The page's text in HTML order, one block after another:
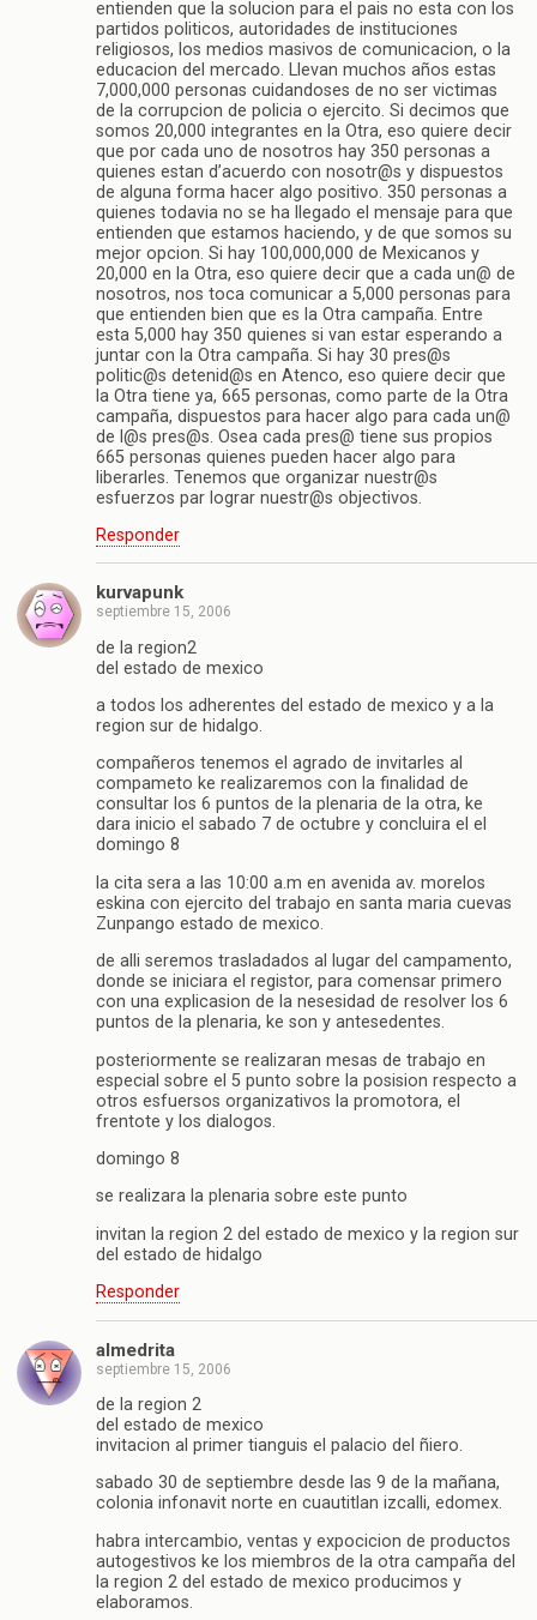
entienden que la solucion para el pais no esta con los
partidos politicos, autoridades de instituciones
religiosos, los medios masivos de comunicacion, o la
educacion del mercado. Llevan muchos años estas
7,000,000 personas cuidandoses de no ser victimas
de la corrupcion de policia o ejercito. Si decimos que
somos 20,000 integrantes en la Otra, eso quiere decir
que por cada uno de nosotros hay 350 personas a
quienes estan d’acuerdo con nosotr@s y dispuestos
de alguna forma hacer algo positivo. 350 personas a
quienes todavia no se ha llegado el mensaje para que
entienden que estamos haciendo, y de que somos su
mejor opcion. Si hay 100,000,000 de Mexicanos y
20,000 en la Otra, eso quiere decir que a cada un@ de
nosotros, nos toca comunicar a 5,000 personas para
que entienden bien que es la Otra campaña. Entre
esta 5,000 hay 350 quienes si van estar esperando a
juntar con la Otra campaña. Si hay 30 pres@s
politic@s detenid@s en Atenco, eso quiere decir que
la Otra tiene ya, 665 personas, como parte de la Otra
campaña, dispuestos para hacer algo para cada un@
de l@s pres@s. Osea cada pres@ tiene sus propios
665 personas quienes pueden hacer algo para
liberarles. Tenemos que organizar nuestr@s
esfuerzos par lograr nuestr@s objectivos.
Responder
kurvapunk
septiembre 15, 2006
de la region2
del estado de mexico
a todos los adherentes del estado de mexico y a la
region sur de hidalgo.
compañeros tenemos el agrado de invitarles al
compameto ke realizaremos con la finalidad de
consultar los 6 puntos de la plenaria de la otra, ke
dara inicio el sabado 7 de octubre y concluira el el
domingo 8
la cita sera a las 10:00 a.m en avenida av. morelos
eskina con ejercito del trabajo en santa maria cuevas
Zunpango estado de mexico.
de alli seremos trasladados al lugar del campamento,
donde se iniciara el registor, para comensar primero
con una explicasion de la nesesidad de resolver los 6
puntos de la plenaria, ke son y antesedentes.
posteriormente se realizaran mesas de trabajo en
especial sobre el 5 punto sobre la posision respecto a
otros esfuersos organizativos la promotora, el
frentote y los dialogos.
domingo 8
se realizara la plenaria sobre este punto
invitan la region 2 del estado de mexico y la region sur
del estado de hidalgo
Responder
almedrita
septiembre 15, 2006
de la region 2
del estado de mexico
invitacion al primer tianguis el palacio del ñiero.
sabado 30 de septiembre desde las 9 de la mañana,
colonia infonavit norte en cuautitlan izcalli, edomex.
habra intercambio, ventas y expocicion de productos
autogestivos ke los miembros de la otra campaña del
la region 2 del estado de mexico producimos y
elaboramos.